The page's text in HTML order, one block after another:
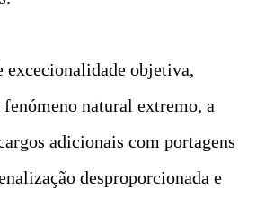
excecionalidade objetiva,
natural extremo, a
adicionais com portagens
desproporcionada e